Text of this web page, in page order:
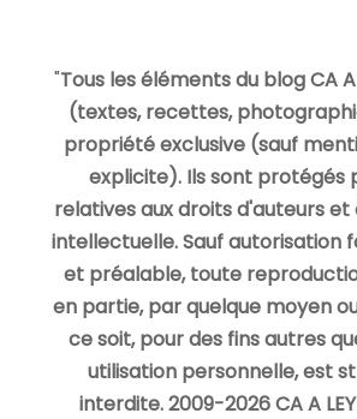
"Tous les éléments du blog CA A
(textes, recettes,
propriété exclusive (sauf
explicite). Ils sont protégés
relatives aux droits d'auteurs
intellectuelle. Sauf autorisation
et préalable, toute
en partie, par quelque moyen
ce soit, pour des fins autres
utilisation personnelle, est
interdite. 2009-2026 CA A